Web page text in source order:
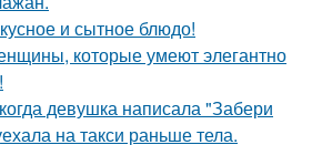
и сытное блюдо!
которые умеют элегантно
девушка написала "Забери
на такси раньше тела.